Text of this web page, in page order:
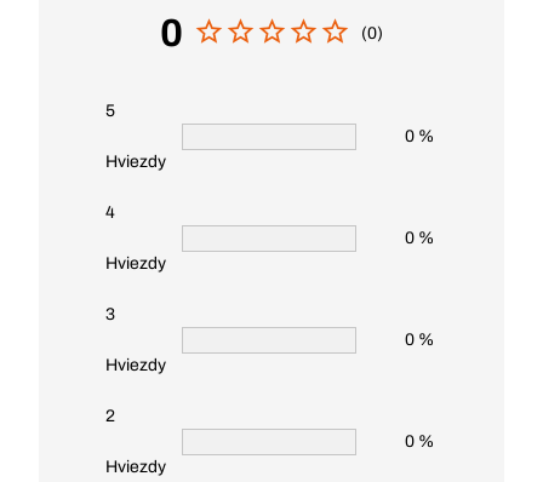
0 (0)
5
Hviezdy
0 %
4
Hviezdy
0 %
3
Hviezdy
0 %
2
Hviezdy
0 %